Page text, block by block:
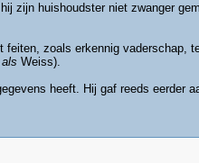
zijn huishoudster niet zwanger
zoals erkennig vaderschap,
als Weiss).
heeft. Hij gaf reeds eerder